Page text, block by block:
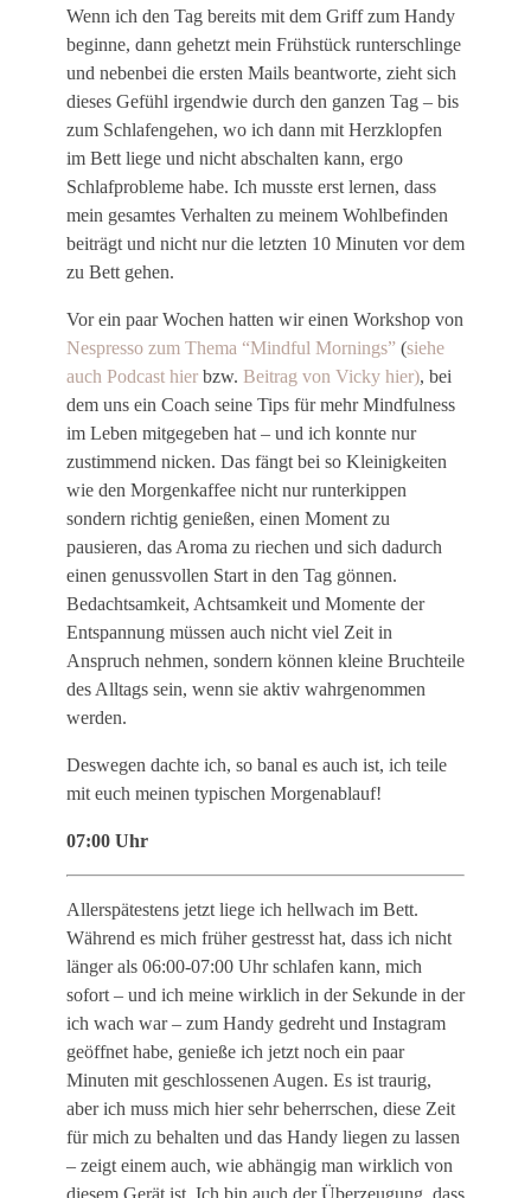
Wenn ich den Tag bereits mit dem Griff zum Handy
beginne, dann gehetzt mein Frühstück runterschlinge
und nebenbei die ersten Mails beantworte, zieht sich
dieses Gefühl irgendwie durch den ganzen Tag – bis
zum Schlafengehen, wo ich dann mit Herzklopfen
im Bett liege und nicht abschalten kann, ergo
Schlafprobleme habe. Ich musste erst lernen, dass
mein gesamtes Verhalten zu meinem Wohlbefinden
beiträgt und nicht nur die letzten 10 Minuten vor dem
zu Bett gehen.
Vor ein paar Wochen hatten wir einen Workshop von
Nespresso zum Thema “Mindful Mornings” (siehe
auch Podcast hier bzw. Beitrag von Vicky hier), bei
dem uns ein Coach seine Tips für mehr Mindfulness
im Leben mitgegeben hat – und ich konnte nur
zustimmend nicken. Das fängt bei so Kleinigkeiten
wie den Morgenkaffee nicht nur runterkippen
sondern richtig genießen, einen Moment zu
pausieren, das Aroma zu riechen und sich dadurch
einen genussvollen Start in den Tag gönnen.
Bedachtsamkeit, Achtsamkeit und Momente der
Entspannung müssen auch nicht viel Zeit in
Anspruch nehmen, sondern können kleine Bruchteile
des Alltags sein, wenn sie aktiv wahrgenommen
werden.
Deswegen dachte ich, so banal es auch ist, ich teile
mit euch meinen typischen Morgenablauf!
07:00 Uhr
Allerspätestens jetzt liege ich hellwach im Bett.
Während es mich früher gestresst hat, dass ich nicht
länger als 06:00-07:00 Uhr schlafen kann, mich
sofort – und ich meine wirklich in der Sekunde in der
ich wach war – zum Handy gedreht und Instagram
geöffnet habe, genieße ich jetzt noch ein paar
Minuten mit geschlossenen Augen. Es ist traurig,
aber ich muss mich hier sehr beherrschen, diese Zeit
für mich zu behalten und das Handy liegen zu lassen
– zeigt einem auch, wie abhängig man wirklich von